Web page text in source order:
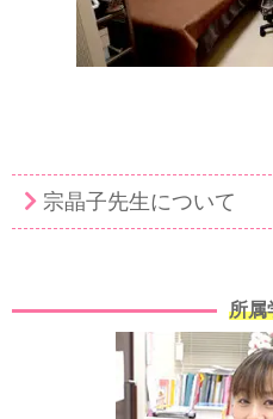
宗晶子先生について
所属